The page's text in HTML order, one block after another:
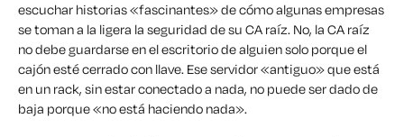
escuchar historias «fascinantes» de cómo algunas empresas
se toman a la ligera la seguridad de su CA raíz. No, la CA raíz
no debe guardarse en el escritorio de alguien solo porque el
cajón esté cerrado con llave. Ese servidor «antiguo» que está
en un rack, sin estar conectado a nada, no puede ser dado de
baja porque «no está haciendo nada».